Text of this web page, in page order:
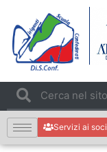
Servizi ai soci